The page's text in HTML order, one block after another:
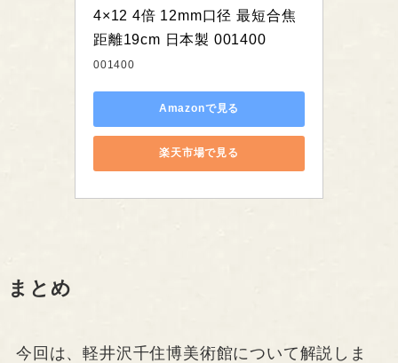
4×12 4倍 12mm口径 最短合焦
距離19cm 日本製 001400
001400
Amazonで見る
楽天市場で見る
まとめ
今回は、軽井沢千住博美術館について解説しま